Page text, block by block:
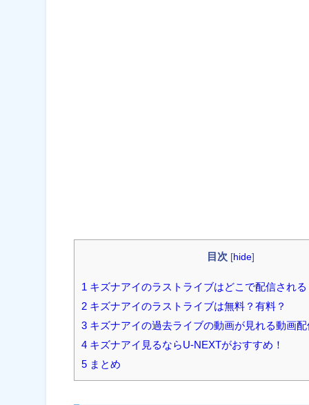
目次 [hide]
1 キズナアイのラストライブはどこで配信される
2 キズナアイのラストライブは無料？有料？
3 キズナアイの過去ライブの動画が見れる動画配
4 キズナアイ見るならU-NEXTがおすすめ！
5 まとめ